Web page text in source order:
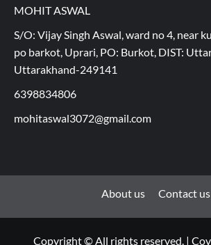
MOHIT ASWAL
S/O: Vijay Singh Aswal, ward no 4, near
po barkot, Uprari, PO: Burkot, DIST:
Uttarakhand-249141
6398834806
mohitaswal3072@gmail.com
About us Contact us
Copyright © All rights reserved. |